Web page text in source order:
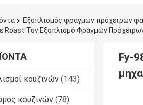
Εξοπλισμός φραγμών πρόχειρων
Roast Τον Εξοπλισμό Φραγμών
κουζινών (143)
κουζινών (78)
Fy-